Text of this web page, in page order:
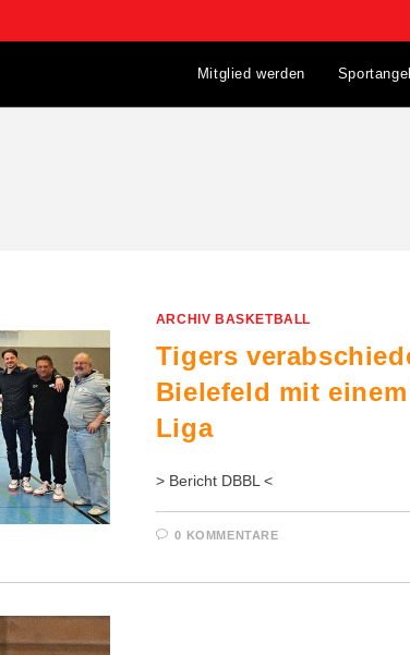
Mitglied werden
ARCHIV BASKETBALL
Tigers
Bielefeld mit
Liga
> Bericht DBBL <
0 KOMMENTARE